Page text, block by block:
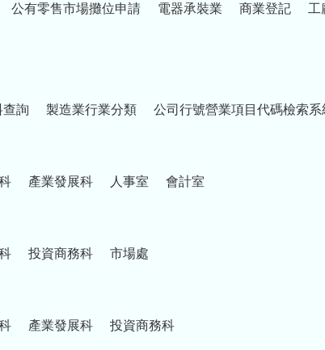
公有零售市場攤位申請 電器承裝業 商業登記 工
查詢 製造業行業分類 公司行號營業項目代碼檢索系
產業發展科 人事室 會計室
投資商務科 市場處
產業發展科 投資商務科